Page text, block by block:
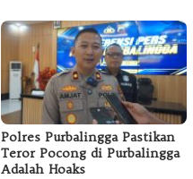
Polres Purbalingga Pastikan
Teror Pocong di Purbalingga
Adalah Hoaks